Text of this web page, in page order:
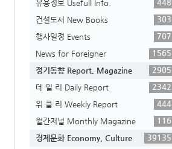
유용정보 Usefull Info.
448
건설도서 New Books
303
행사일정 Events
707
News for Foreigner
1565
정기동향 Report, Magazine
2905
데 일 리 Daily Report
2342
위 클 리 Weekly Report
444
월간저널 Monthly Magazine
116
경제문화 Economy, Culture
39135